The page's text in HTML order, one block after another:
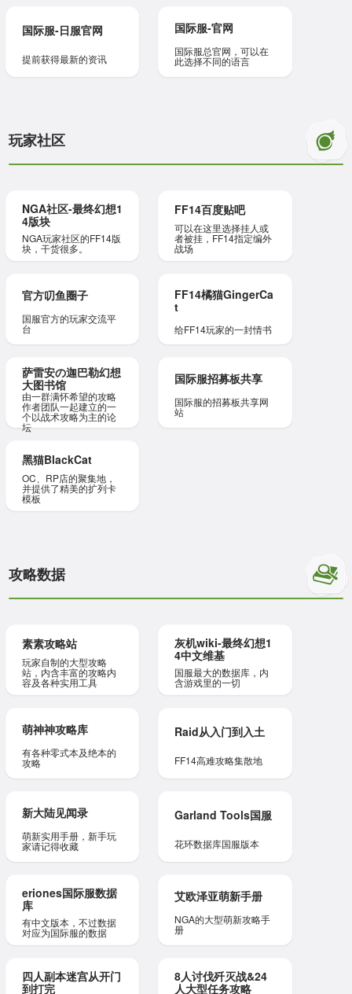
国际服-日服官网
提前获得最新的资讯
国际服-官网
国际服总官网，可以在
此选择不同的语言
玩家社区
NGA社区-最终幻想1
4版块
NGA玩家社区的FF14版
块，干货很多。
FF14百度贴吧
可以在这里选择挂人或
者被挂，FF14指定编外
战场
官方叨鱼圈子
国服官方的玩家交流平
台
FF14橘猫GingerCa
t
给FF14玩家的一封情书
萨雷安の迦巴勒幻想
大图书馆
由一群满怀希望的攻略
作者团队一起建立的一
个以战术攻略为主的论
坛
国际服招募板共享
国际服的招募板共享网
站
黑猫BlackCat
OC、RP店的聚集地，
并提供了精美的扩列卡
模板
攻略数据
素素攻略站
玩家自制的大型攻略
站，内含丰富的攻略内
容及各种实用工具
灰机wiki-最终幻想1
4中文维基
国服最大的数据库，内
含游戏里的一切
萌神神攻略库
有各种零式本及绝本的
攻略
Raid从入门到入土
FF14高难攻略集散地
新大陆见闻录
萌新实用手册，新手玩
家请记得收藏
Garland Tools国服
花环数据库国服版本
eriones国际服数据
库
有中文版本，不过数据
对应为国际服的数据
艾欧泽亚萌新手册
NGA的大型萌新攻略手
册
四人副本迷宫从开门
到打完
8人讨伐歼灭战&24
人大型任务攻略